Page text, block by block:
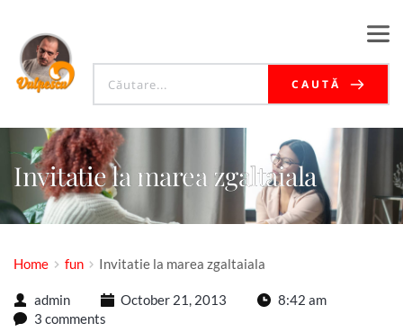
CAUTĂ
Invitatie la marea zgaltaiala
Home fun Invitatie la marea zgaltaiala
admin October 21, 2013
8:42 am
3 comments